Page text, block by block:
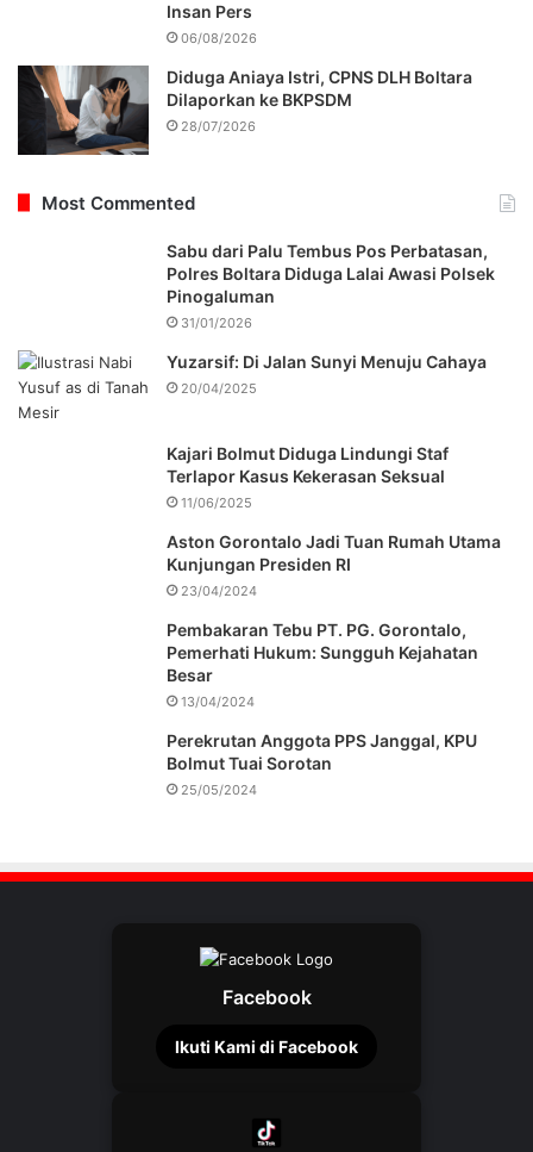
Insan Pers
06/08/2026
Diduga Aniaya Istri, CPNS DLH Boltara
Dilaporkan ke BKPSDM
28/07/2026
Most Commented
Sabu dari Palu Tembus Pos Perbatasan,
Polres Boltara Diduga Lalai Awasi Polsek
Pinogaluman
31/01/2026
Yuzarsif: Di Jalan Sunyi Menuju Cahaya
20/04/2025
Kajari Bolmut Diduga Lindungi Staf
Terlapor Kasus Kekerasan Seksual
11/06/2025
Aston Gorontalo Jadi Tuan Rumah Utama
Kunjungan Presiden RI
23/04/2024
Pembakaran Tebu PT. PG. Gorontalo,
Pemerhati Hukum: Sungguh Kejahatan
Besar
13/04/2024
Perekrutan Anggota PPS Janggal, KPU
Bolmut Tuai Sorotan
25/05/2024
Facebook
Ikuti Kami di Facebook